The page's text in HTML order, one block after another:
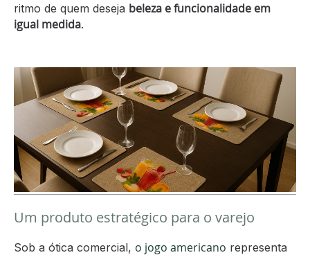
ritmo de quem deseja beleza e funcionalidade em
igual medida.
Um produto estratégico para o varejo
Sob a ótica comercial, o jogo americano representa